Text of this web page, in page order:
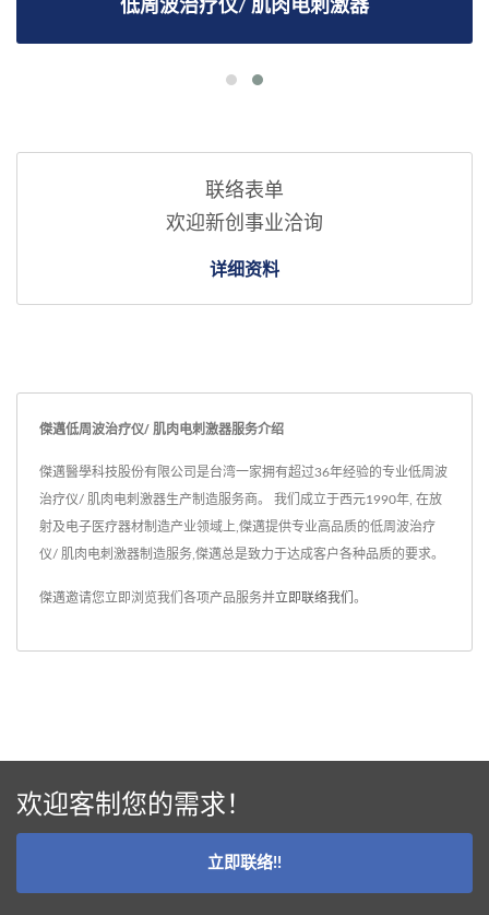
低周波治疗仪/ 肌肉电刺激器
联络表单
欢迎新创事业洽询
详细资料
傑邁低周波治疗仪/ 肌肉电刺激器服务介绍
傑邁醫學科技股份有限公司是台湾一家拥有超过36年经验的专业低周波
治疗仪/ 肌肉电刺激器生产制造服务商。 我们成立于西元1990年, 在放
射及电子医疗器材制造产业领域上,傑邁提供专业高品质的低周波治疗
仪/ 肌肉电刺激器制造服务,傑邁总是致力于达成客户各种品质的要求。
傑邁邀请您立即浏览我们各项产品服务并立即联络我们 。
欢迎客制您的需求！
立即联络!!